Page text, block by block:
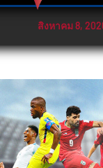
สิงหาคม 8, 2026-แช